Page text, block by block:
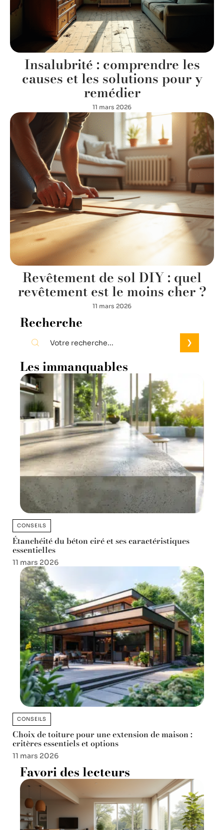
Insalubrité : comprendre les
causes et les solutions pour y
remédier
11 mars 2026
Revêtement de sol DIY : quel
revêtement est le moins cher ?
11 mars 2026
Recherche
Les immanquables
CONSEILS
Étanchéité du béton ciré et ses caractéristiques
essentielles
11 mars 2026
CONSEILS
Choix de toiture pour une extension de maison :
critères essentiels et options
11 mars 2026
Favori des lecteurs